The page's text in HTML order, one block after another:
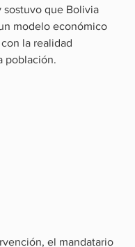
que Bolivia
modelo económico
la realidad
población.
el mandatario